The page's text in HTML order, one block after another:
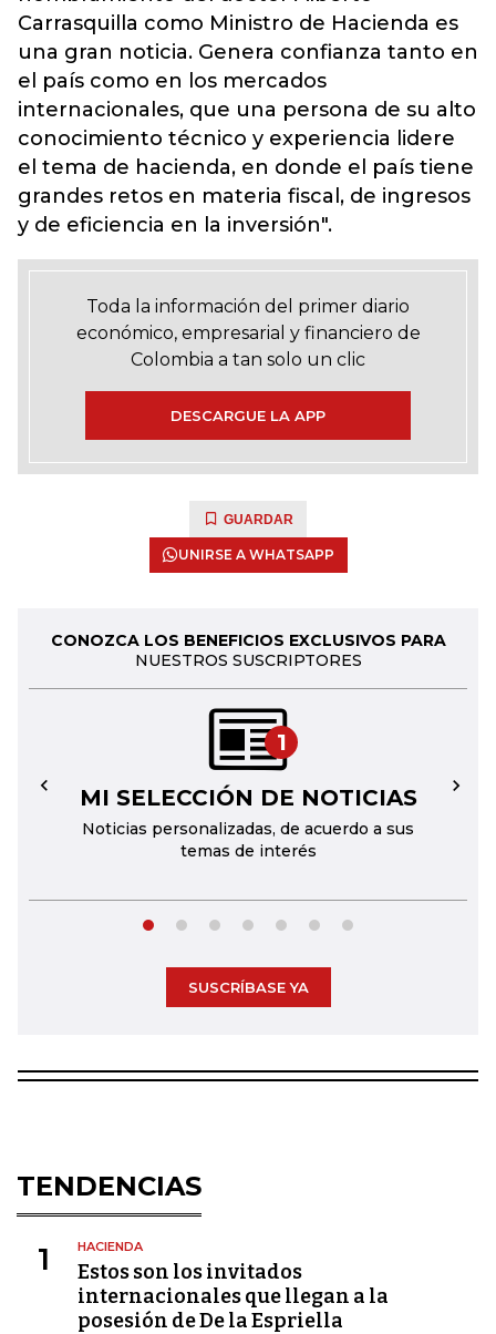
Carrasquilla como Ministro de Hacienda es
una gran noticia. Genera confianza tanto en
el país como en los mercados
internacionales, que una persona de su alto
conocimiento técnico y experiencia lidere
el tema de hacienda, en donde el país tiene
grandes retos en materia fiscal, de ingresos
y de eficiencia en la inversión".
Toda la información del primer diario
económico, empresarial y financiero de
Colombia a tan solo un clic
DESCARGUE LA APP
GUARDAR
UNIRSE A WHATSAPP
CONOZCA LOS BENEFICIOS EXCLUSIVOS PARA
NUESTROS SUSCRIPTORES
1
MI SELECCIÓN DE NOTICIAS
Noticias personalizadas, de acuerdo a sus
temas de interés
← →
SUSCRÍBASE YA
TENDENCIAS
1 HACIENDA
Estos son los invitados
internacionales que llegan a la
posesión de De la Espriella